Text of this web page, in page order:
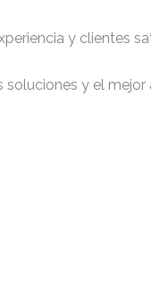
y clientes
y el